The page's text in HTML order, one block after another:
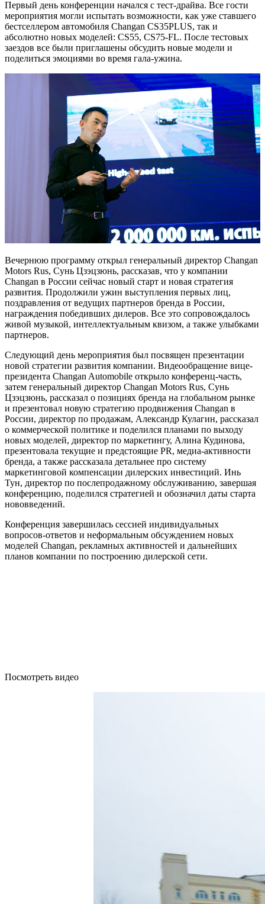
Первый день конференции начался с тест-драйва. Все гости
мероприятия могли испытать возможности, как уже ставшего
бестселлером автомобиля Changan CS35PLUS, так и
абсолютно новых моделей: CS55, CS75-FL. После тестовых
заездов все были приглашены обсудить новые модели и
поделиться эмоциями во время гала-ужина.
Вечернюю программу открыл генеральный директор Changan
Motors Rus, Сунь Цзэцзюнь, рассказав, что у компании
Changan в России сейчас новый старт и новая стратегия
развития. Продолжили ужин выступления первых лиц,
поздравления от ведущих партнеров бренда в России,
награждения победивших дилеров. Все это сопровождалось
живой музыкой, интеллектуальным квизом, а также улыбками
партнеров.
Следующий день мероприятия был посвящен презентации
новой стратегии развития компании. Видеообращение вице-
президента Changan Automobile открыло конференц-часть,
затем генеральный директор Changan Motors Rus, Сунь
Цзэцзюнь, рассказал о позициях бренда на глобальном рынке
и презентовал новую стратегию продвижения Changan в
России, директор по продажам, Александр Кулагин, рассказал
о коммерческой политике и поделился планами по выходу
новых моделей, директор по маркетингу, Алина Кудинова,
презентовала текущие и предстоящие PR, медиа-активности
бренда, а также рассказала детальнее про систему
маркетинговой компенсации дилерских инвестиций. Инь
Тун, директор по послепродажному обслуживанию, завершая
конференцию, поделился стратегией и обозначил даты старта
нововведений.
Конференция завершилась сессией индивидуальных
вопросов-ответов и неформальным обсуждением новых
моделей Changan, рекламных активностей и дальнейших
планов компании по построению дилерской сети.
Посмотреть видео